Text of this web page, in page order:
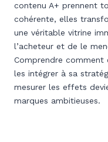
contenu A+ prennent
cohérente, elles
une véritable vitrine
l’acheteur et de le
Comprendre
les intégrer à sa
mesurer les effets
marques ambitieuses.